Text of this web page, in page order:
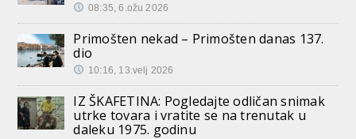
08:35, 6.ožu 2026
Primošten nekad – Primošten danas 137.
dio
10:16, 13.velj 2026
IZ ŠKAFETINA: Pogledajte odličan snimak
utrke tovara i vratite se na trenutak u
daleku 1975. godinu